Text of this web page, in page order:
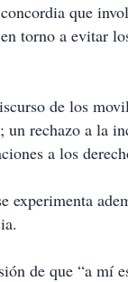
que
torno a evitar
de los
un rechazo a la
a los
experimenta
de que “a mí